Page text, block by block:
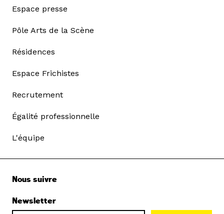
Espace presse
Pôle Arts de la Scène
Résidences
Espace Frichistes
Recrutement
Égalité professionnelle
L'équipe
Nous suivre
Newsletter